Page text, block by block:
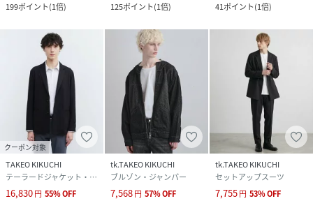
199ポイント(1倍)
125ポイント(1倍)
41ポイント(1倍)
クーポン対象
TAKEO KIKUCHI
テーラードジャケット・ブレザー
16,830円 55%OFF
tk.TAKEO KIKUCHI
ブルゾン・ジャンパー
7,568円 57%OFF
tk.TAKEO KIKUCHI
セットアップスーツ
7,755円 53%OFF